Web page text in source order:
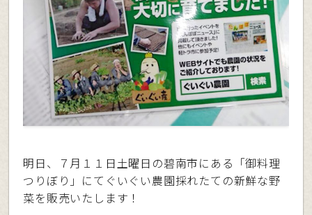
明日、７月１１日土曜日の碧南市にある「御料理
つりぼり」にてぐいぐい農園採れたての新鮮な野
菜を販売いたします！